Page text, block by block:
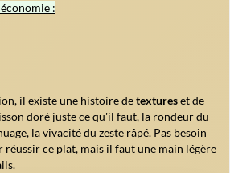
:
il existe une histoire detextureset de
doré juste ce qu'il faut, la rondeur du
la vivacité du zeste râpé. Pas besoin
ce plat, mais il faut une main légère